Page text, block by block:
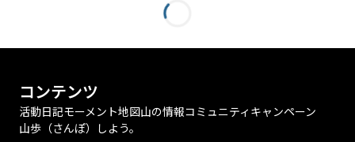
コンテンツ
活動日記モーメント地図山の情報コミュニティ キャンペーン
山歩（さんぽ）しよう。